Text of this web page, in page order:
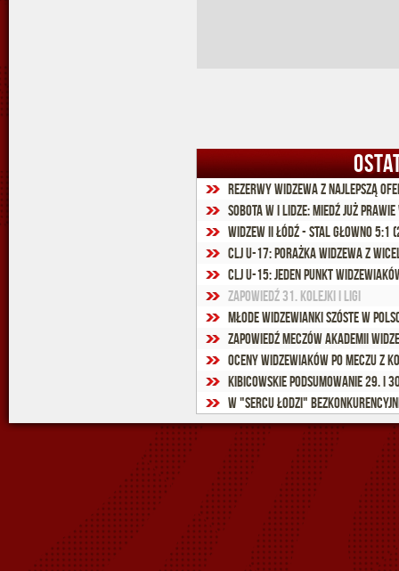
Rezerwy Widzewa z najlepszą
Sobota w I lidze: Miedź już
Widzew II Łódź - Stal Głowno 5:1
CLJ U-17: Porażka Widzewa z
CLJ U-15: Jeden punkt
Zapowiedź 31. kolejki I ligi
Młode widzewianki szóste w
Zapowiedź meczów Akademii
Oceny widzewiaków po meczu z
Kibicowskie podsumowanie 29. i
W "Sercu Łodzi"